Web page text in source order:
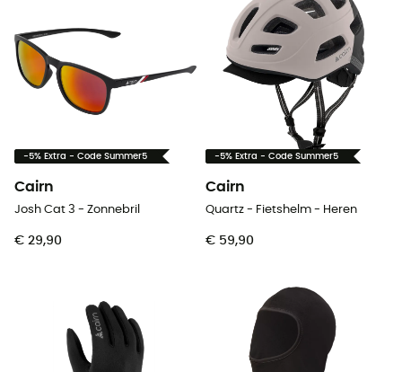
-5% Extra - Code Summer5
Cairn
Josh Cat 3 - Zonnebril
€ 29,90
-5% Extra - Code Summer5
Cairn
Quartz - Fietshelm - Heren
€ 59,90